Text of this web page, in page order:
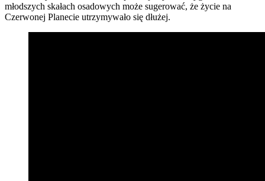
młodszych skałach osadowych może sugerować, że życie na
Czerwonej Planecie utrzymywało się dłużej.